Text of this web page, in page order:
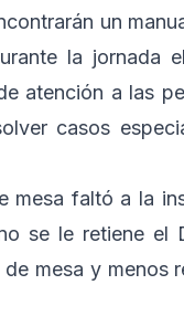
un
la jornada
atención a las
casos
mesa faltó a la
se le retiene el
mesa y menos